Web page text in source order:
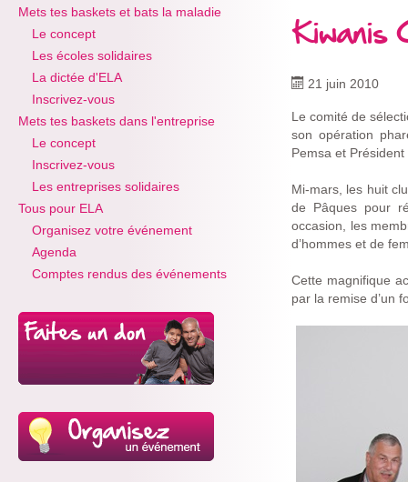
Mets tes baskets et bats la maladie
Le concept
Les écoles solidaires
La dictée d'ELA
Inscrivez-vous
Mets tes baskets dans l'entreprise
Le concept
Inscrivez-vous
Les entreprises solidaires
Tous pour ELA
Organisez votre événement
Agenda
Comptes rendus des événements
Kiwanis
21 juin 2010
Le comité de
son opération
Pemsa et
Mi-mars, les huit
de Pâques pour
occasion, les
d’hommes et de
Cette magnifique
par la remise d’un